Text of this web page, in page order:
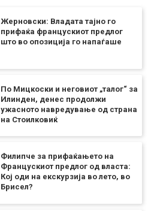
Жерновски: Владата тајно го
прифаќа францускиот предлог
што во опозиција го напаѓаше
По Мицкоски и неговиот „талог“ за
Илинден, денес продолжи
ужасното навредување од страна
на Стоилковиќ
Филипче за прифаќањето на
Францускиот предлог од власта:
Кој оди на екскурзија во лето, во
Брисел?